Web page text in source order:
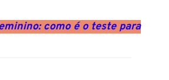
como é o teste para